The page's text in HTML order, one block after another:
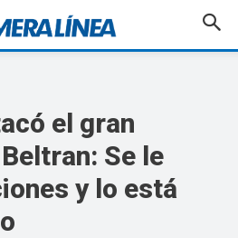
el gran
Se le
y lo está